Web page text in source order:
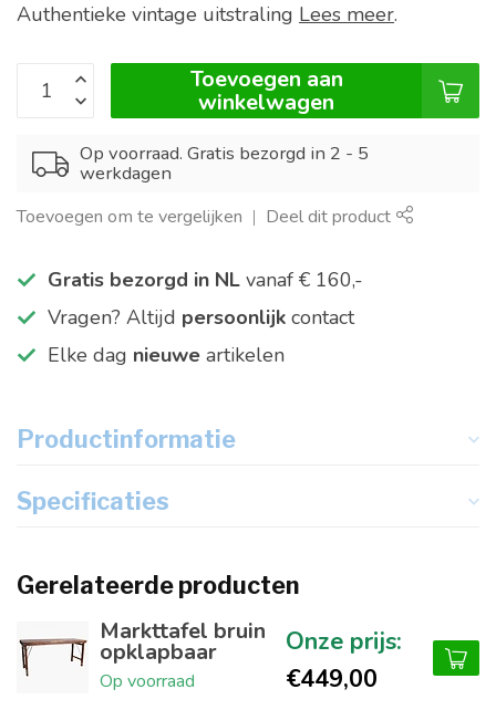
Authentieke vintage uitstraling Lees meer.
Toevoegen aan
winkelwagen
Op voorraad. Gratis bezorgd in 2 - 5
werkdagen
Toevoegen om te vergelijken Deel dit product
Gratis bezorgd in NL vanaf € 160,-
Vragen? Altijd persoonlijk contact
Elke dag nieuwe artikelen
Productinformatie
Specificaties
Gerelateerde producten
Markttafel bruin
opklapbaar
Op voorraad €449,00